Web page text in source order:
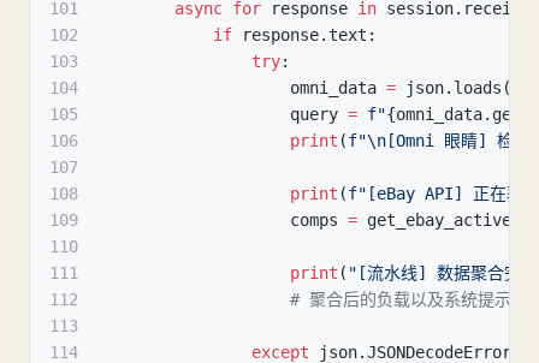
101 async for response in session. receive
102
if response.text :
103
try:
104
                    omni_data
= json. loads (
105
                    query
= f"{omni_data. get
106
print (f"\n[Omni 眼睛] 检测
107
108
print (f"[eBay API] 正在获
109
                    comps
=
110
111
print ( "[流水线] 数据聚合完
112
# 聚合后的负载以及系统提示（
113
114
except json.JSONDecodeError